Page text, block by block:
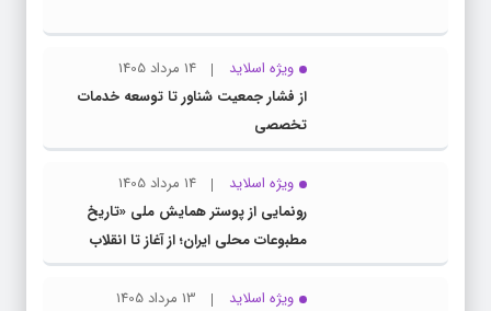
ویژه اسلاید
14 مرداد 1405
از فشار جمعیت شناور تا توسعه خدمات
تخصصی
ویژه اسلاید
14 مرداد 1405
رونمایی از پوستر همایش ملی «تاریخ
مطبوعات محلی ایران؛ از آغاز تا انقلاب
اسلامی» در گیلان
ویژه اسلاید
13 مرداد 1405